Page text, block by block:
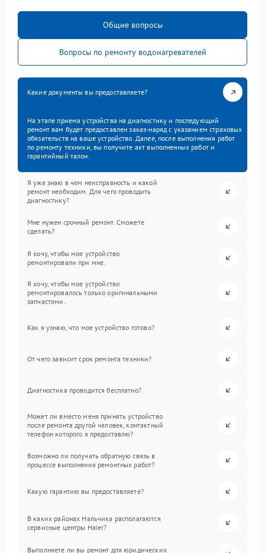
Общие вопросы
Вопросы по ремонту водонагревателей
Какие документы вы предоставляете?
На этапе приема устройства на диагностику и последующий
ремонт вам будет предоставлен заказ-наряд с указанием страховых
обязательств на ваше устройство. Далее, после выполнения работ
по ремонту техники, вы получите акт выполненных работ и
гарантийный талон.
Я уже знаю в чем неисправность и какой
ремонт необходим. Для чего проводить
диагностику?
Мне нужен срочный ремонт. Сможете
сделать?
Я хочу, чтобы мое устройство
ремонтировали при мне.
Я хочу, чтобы мое устройство
ремонтировалось только оригинальными
запчастями.
Как я узнаю, что мое устройство готово?
От чего зависит срок ремонта техники?
Диагностика проводится бесплатно?
Может ли вместо меня принять устройство
после ремонта другой человек, контактный
телефон которого я предоставлю?
Возможно ли получать обратную связь в
процессе выполнения ремонтных работ?
Какую гарантию вы предоставляете?
В каких районах Нальчика располагаются
сервисные центры Haier?
Выполняете ли вы ремонт для юридических